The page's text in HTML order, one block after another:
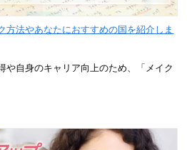
方法やあなたにおすすめの国を紹介しま
や自身のキャリア向上のため、「メイク